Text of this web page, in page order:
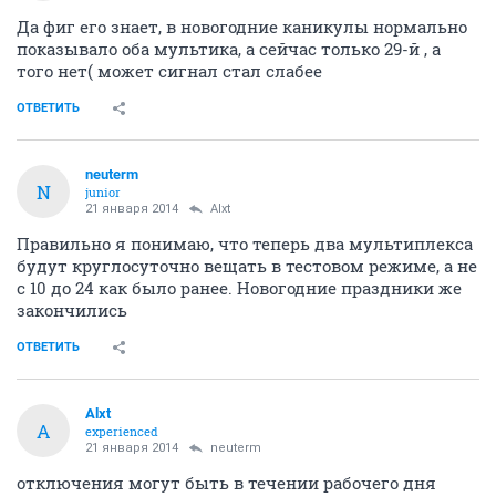
Да фиг его знает, в новогодние каникулы нормально
показывало оба мультика, а сейчас только 29-й , а
того нет( может сигнал стал слабее
ОТВЕТИТЬ
N
neuterm
junior
21 января 2014 Alxt
Правильно я понимаю, что теперь два мультиплекса
будут круглосуточно вещать в тестовом режиме, а не
с 10 до 24 как было ранее. Новогодние праздники же
закончились
ОТВЕТИТЬ
A
Alxt
experienced
21 января 2014 neuterm
отключения могут быть в течении рабочего дня